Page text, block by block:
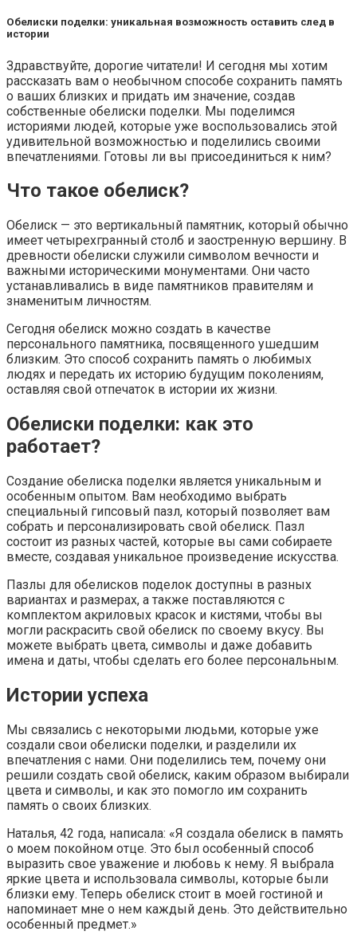
Обелиски поделки: уникальная возможность оставить след в
истории
Здравствуйте, дорогие читатели! И сегодня мы хотим
рассказать вам о необычном способе сохранить память
о ваших близких и придать им значение, создав
собственные обелиски поделки. Мы поделимся
историями людей, которые уже воспользовались этой
удивительной возможностью и поделились своими
впечатлениями. Готовы ли вы присоединиться к ним?
Что такое обелиск?
Обелиск — это вертикальный памятник, который обычно
имеет четырехгранный столб и заостренную вершину. В
древности обелиски служили символом вечности и
важными историческими монументами. Они часто
устанавливались в виде памятников правителям и
знаменитым личностям.
Сегодня обелиск можно создать в качестве
персонального памятника, посвященного ушедшим
близким. Это способ сохранить память о любимых
людях и передать их историю будущим поколениям,
оставляя свой отпечаток в истории их жизни.
Обелиски поделки: как это
работает?
Создание обелиска поделки является уникальным и
особенным опытом. Вам необходимо выбрать
специальный гипсовый пазл, который позволяет вам
собрать и персонализировать свой обелиск. Пазл
состоит из разных частей, которые вы сами собираете
вместе, создавая уникальное произведение искусства.
Пазлы для обелисков поделок доступны в разных
вариантах и размерах, а также поставляются с
комплектом акриловых красок и кистями, чтобы вы
могли раскрасить свой обелиск по своему вкусу. Вы
можете выбрать цвета, символы и даже добавить
имена и даты, чтобы сделать его более персональным.
Истории успеха
Мы связались с некоторыми людьми, которые уже
создали свои обелиски поделки, и разделили их
впечатления с нами. Они поделились тем, почему они
решили создать свой обелиск, каким образом выбирали
цвета и символы, и как это помогло им сохранить
память о своих близких.
Наталья, 42 года, написала: «Я создала обелиск в память
о моем покойном отце. Это был особенный способ
выразить свое уважение и любовь к нему. Я выбрала
яркие цвета и использовала символы, которые были
близки ему. Теперь обелиск стоит в моей гостиной и
напоминает мне о нем каждый день. Это действительно
особенный предмет.»